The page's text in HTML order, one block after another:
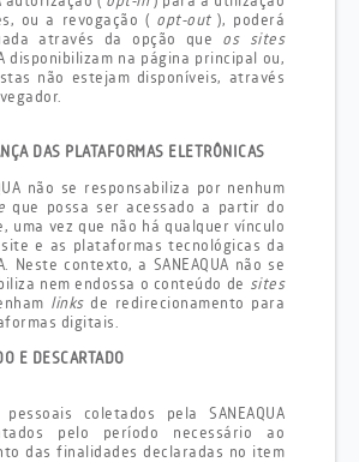
ou a revogação ( opt-out), poderá
através da opção que os sites
disponibilizam na página principal ou,
não estejam disponíveis, através
DAS PLATAFORMAS ELETRÔNICAS
não se responsabiliza por nenhum
que possa ser acessado a partir do
uma vez que não há qualquer vínculo
e as plataformas tecnológicas da
Neste contexto, a SANEAQUA não se
nem endossa o conteúdo de sites
linksde redirecionamento para
digitais.
E DESCARTADO
coletados pela SANEAQUA
pelo período necessário ao
das finalidades declaradas no item